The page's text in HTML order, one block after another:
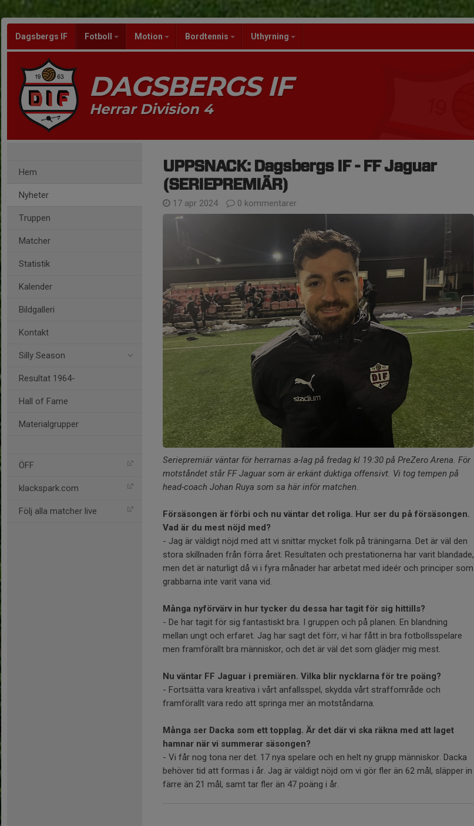
Dagsbergs IF Fotboll Motion Bordtennis Uthyrning
DAGSBERGS IF
Herrar Division 4
Hem
Nyheter
Truppen
Matcher
Statistik
Kalender
Bildgalleri
Kontakt
Silly Season
Resultat 1964-
Hall of Fame
Materialgrupper
ÖFF
klackspark.com
Följ alla matcher live
UPPSNACK: Dagsbergs IF - FF Jaguar
(SERIEPREMIÄR)
17 apr 2024 0 kommentarer
Seriepremiär väntar för herrarnas a-lag på fredag kl 19:30 på PreZero Arena. För
motståndet står FF Jaguar som är erkänt duktiga offensivt. Vi tog tempen på
head-coach Johan Ruya som sa här inför matchen.
Försäsongen är förbi och nu väntar det roliga. Hur ser du på försäsongen.
Vad är du mest nöjd med?
- Jag är väldigt nöjd med att vi snittar mycket folk på träningarna. Det är väl den
stora skillnaden från förra året. Resultaten och prestationerna har varit blandade,
men det är naturligt då vi i fyra månader har arbetat med ideér och principer som
grabbarna inte varit vana vid.
Många nyförvärv in hur tycker du dessa har tagit för sig hittills?
- De har tagit för sig fantastiskt bra. I gruppen och på planen. En blandning
mellan ungt och erfaret. Jag har sagt det förr, vi har fått in bra fotbollsspelare
men framförallt bra människor, och det är väl det som glädjer mig mest.
Nu väntar FF Jaguar i premiären. Vilka blir nycklarna för tre poäng?
- Fortsätta vara kreativa i vårt anfallsspel, skydda vårt straffområde och
framförallt vara redo att springa mer än motståndarna.
Många ser Dacka som ett topplag. Är det där vi ska räkna med att laget
hamnar när vi summerar säsongen?
- Vi får nog tona ner det. 17 nya spelare och en helt ny grupp människor. Dacka
behöver tid att formas i år. Jag är väldigt nöjd om vi gör fler än 62 mål, släpper in
färre än 21 mål, samt tar fler än 47 poäng i år.